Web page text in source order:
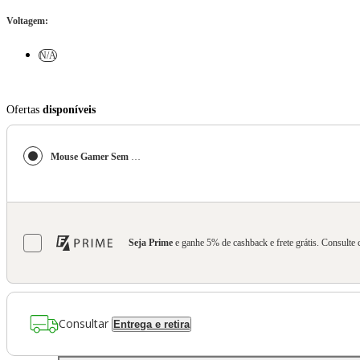
Voltagem:
N/A
Ofertas disponíveis
Mouse Gamer Sem Fio Logitech G Pro X Superlight 2c com 5 botões, Sensor 44K DPI, Atualização de até 8 kHz, Preto
Seja Prime e ganhe 5% de cashback e frete grátis. Consulte
Consultar Entrega e retira